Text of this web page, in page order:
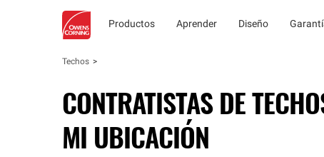
Productos Aprender Diseño
Techos
CONTRATISTAS DE
MI UBICACIÓN